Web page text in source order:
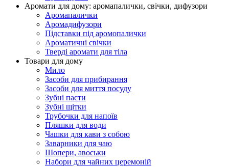
Аромати для дому: аромапалички, свічки, дифузори
Аромапалички
Аромадифузори
Підставки під аромопалички
Ароматичні свічки
Тверді аромати для тіла
Товари для дому
Мило
Засоби для прибирання
Засоби для миття посуду
Зубні пасти
Зубні щітки
Трубочки для напоїв
Пляшки для води
Чашки для кави з собою
Заварники для чаю
Шопери, авоськи
Набори для чайних церемоній